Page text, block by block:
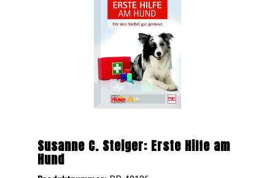
Susanne C. Steiger: Erste Hilfe am
Hund